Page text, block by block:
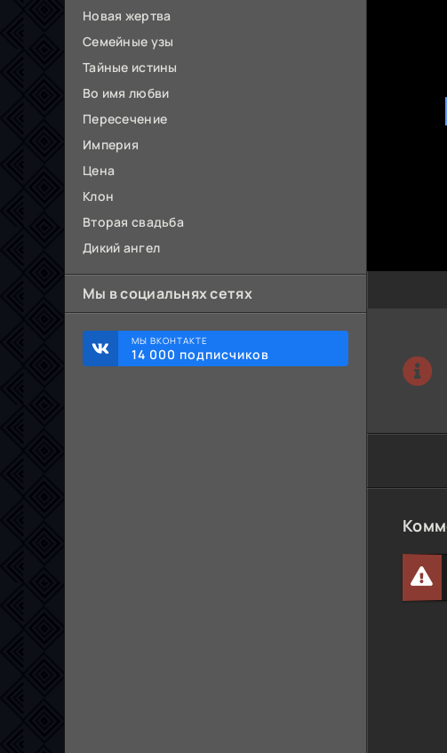
Новая жертва
Семейные узы
Тайные истины
Во имя любви
Пересечение
Империя
Цена
Клон
Вторая свадьба
Дикий ангел
Мы в социальнях сетях
МЫ ВКОНТАКТЕ
14 000 подписчиков